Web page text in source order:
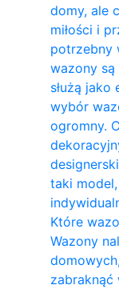
domy, ale
miłości i
potrzebny
wazony
służą jako
wybór
ogromny.
taki
Które
Wazony
zabraknąć